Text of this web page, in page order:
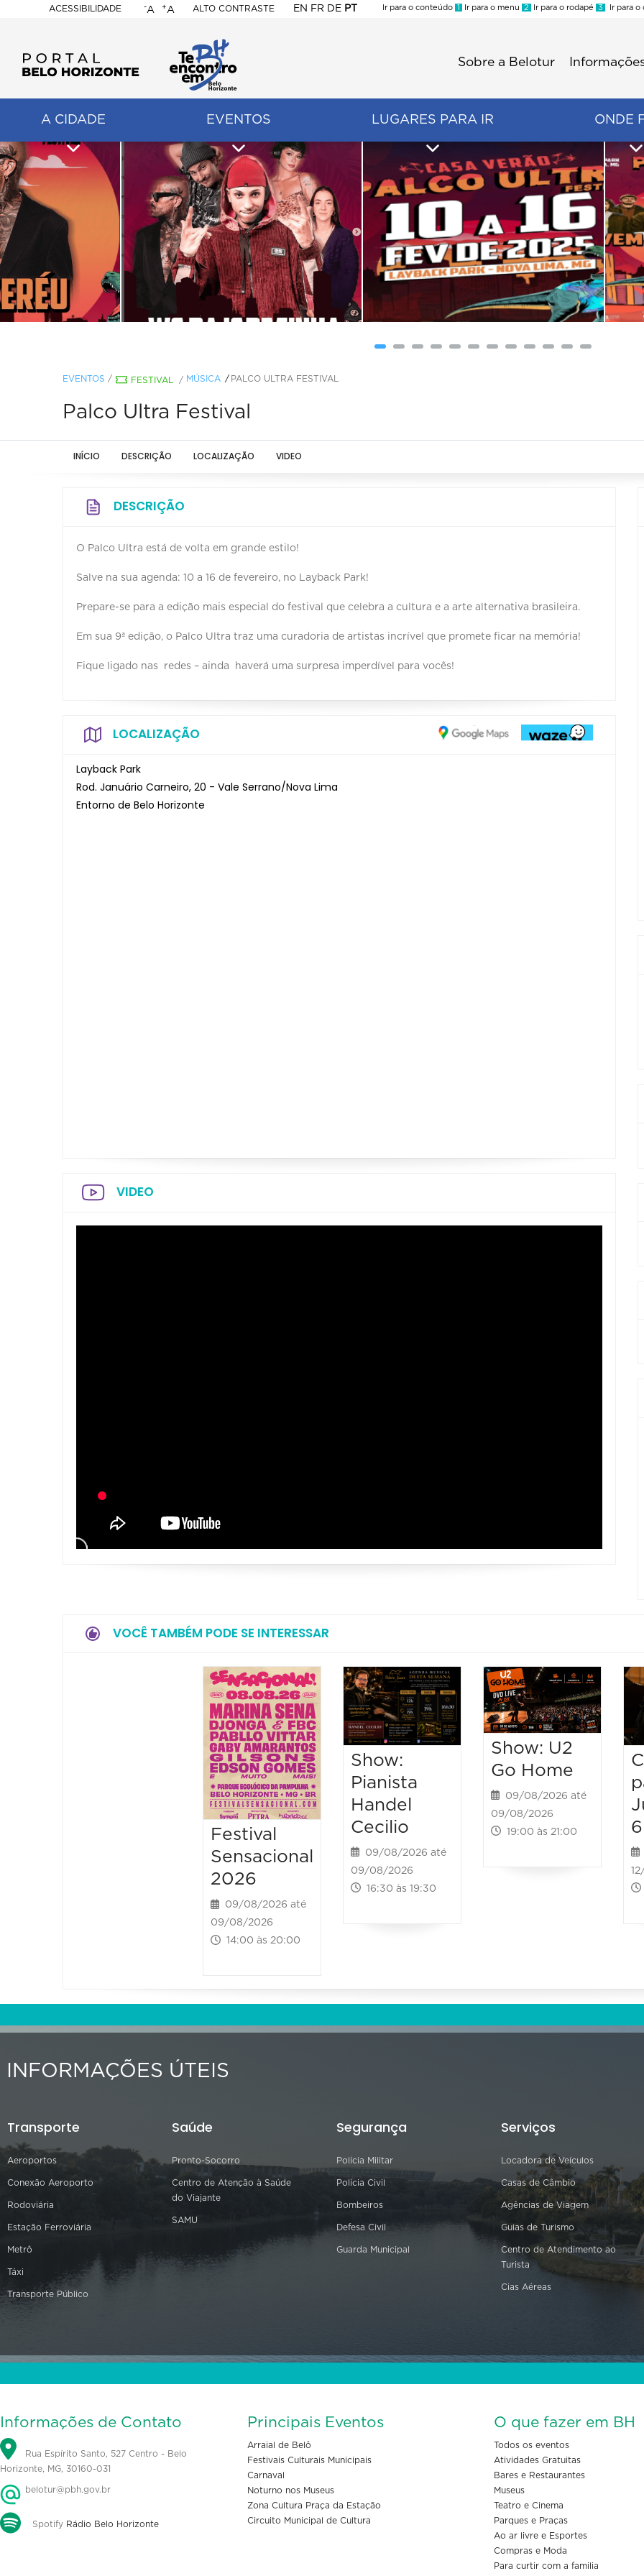
ACESSIBILIDADE
BELO
HORIZONTE
-A +A ALTO CONTRASTE EN FR DE PT
Ir para o conteúdo 1 Ir para o menu 2 Ir para o rodapé 3 Ir para o
Sobre a Belotur
A CIDADE EVENTOS LUGARES PARA IR ONDE
EVENTOS / FESTIVAL / MÚSICA PALCO ULTRA FESTIVAL
Palco Ultra Festival
INÍCIO DESCRIÇÃO LOCALIZAÇÃO VIDEO
DESCRIÇÃO
O Palco Ultra está de volta em grande estilo!
Salve na sua agenda: 10 a 16 de fevereiro, no Layback Park!
Prepare-se para a edição mais especial do festival que celebra a cultura e a arte alternativa brasileira.
Em sua 9ª edição, o Palco Ultra traz uma curadoria de artistas incrível que promete ficar na memória!
Fique ligado nas redes – ainda haverá uma surpresa imperdível para vocês!
LOCALIZAÇÃO
Layback Park
Rod. Januário Carneiro, 20 - Vale Serrano/Nova Lima
Entorno de Belo Horizonte
VIDEO
VOCÊ TAMBÉM PODE SE INTERESSAR
Festival
Sensacional
2026
09/08/2026 até
09/08/2026
14:00 às 20:00
Show:
Pianista
Handel
Cecilio
09/08/2026 até
09/08/2026
16:30 às 19:30
Show: U2
Go Home
09/08/2026 até
09/08/2026
19:00 às 21:00
6
INFORMAÇÕES ÚTEIS
Transporte
Aeroportos
Conexão Aeroporto
Rodoviária
Estação Ferroviária
Metrô
Táxi
Transporte Público
Saúde
Pronto-Socorro
Centro de Atenção à Saúde
do Viajante
SAMU
Segurança
Polícia Militar
Polícia Civil
Bombeiros
Defesa Civil
Guarda Municipal
Serviços
Locadora de Veículos
Casas de Câmbio
Agências de Viagem
Guias de Turismo
Centro de Atendimento ao
Turista
Cias Aéreas
Informações de Contato
Rua Espírito Santo, 527 Centro - Belo
Horizonte, MG, 30160-031
belotur@pbh.gov.br
Spotify Rádio Belo Horizonte
Principais Eventos
Arraial de Belô
Festivais Culturais Municipais
Carnaval
Noturno nos Museus
Zona Cultura Praça da Estação
Circuito Municipal de Cultura
O que fazer em BH
Todos os eventos
Atividades Gratuitas
Bares e Restaurantes
Museus
Teatro e Cinema
Parques e Praças
Ao ar livre e Esportes
Compras e Moda
Para curtir com a familia